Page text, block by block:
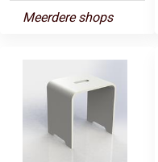
Meerdere shops